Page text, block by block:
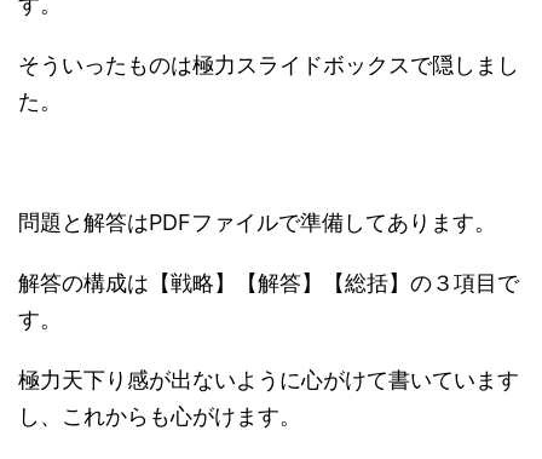
そういったものは極力スライドボックスで隠しまし
た。
問題と解答はPDFファイルで準備してあります。
解答の構成は【戦略】【解答】【総括】の３項目で
す。
極力天下り感が出ないように心がけて書いています
し、これからも心がけます。